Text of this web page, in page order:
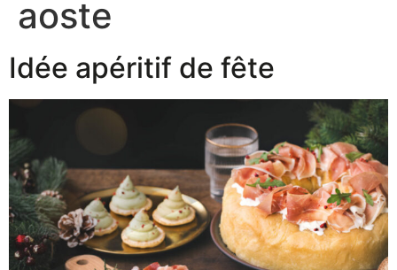
aoste
Idée apéritif de fête